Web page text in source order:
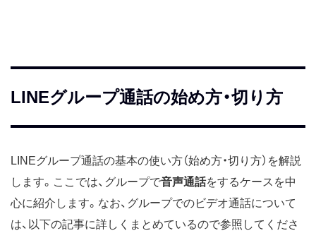
LINEグループ通話の始め方・切り方
LINEグループ通話の基本の使い方（始め方・切り方）を解説
します。ここでは、グループで音声通話をするケースを中
心に紹介します。なお、グループでのビデオ通話について
は、以下の記事に詳しくまとめているので参照してくださ